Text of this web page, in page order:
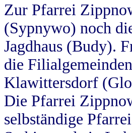
Zur Pfarrei
(Sypnywo) noch
Jagdhaus (Budy).
die
Klawittersdorf
Die Pfarrei
selbständige